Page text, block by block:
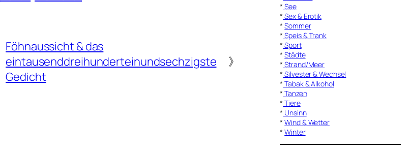
Föhnaussicht & das
eintausenddreihunderteinundsechzigste
Gedicht
》
* See
* Sex & Erotik
*Sommer
* Speis & Trank
* Sport
*Städte
* Strand/Meer
* Silvester & Wechsel
* Tabak & Alkohol
* Tanzen
* Tiere
* Unsinn
*Wind & Wetter
*Winter